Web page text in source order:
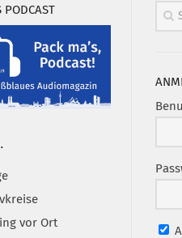
PODCAST
vor Ort